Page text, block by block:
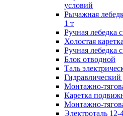
условий
Рычажная
1 т
Ручная лебедка
Холостая
Ручная лебедка
Блок отводной
Таль
Гидравлический
Монтажно-
Каретка
Монтажно-
Электроталь 12-